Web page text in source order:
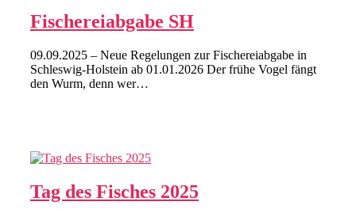
Fischereiabgabe SH
09.09.2025 – Neue Regelungen zur Fischereiabgabe in
Schleswig-Holstein ab 01.01.2026 Der frühe Vogel fängt
den Wurm, denn wer…
Tag des Fisches 2025